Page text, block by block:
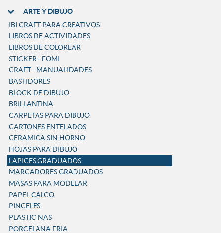
ARTE Y DIBUJO
IBI CRAFT PARA CREATIVOS
LIBROS DE ACTIVIDADES
LIBROS DE COLOREAR
STICKER - FOMI
CRAFT - MANUALIDADES
BASTIDORES
BLOCK DE DIBUJO
BRILLANTINA
CARPETAS PARA DIBUJO
CARTONES ENTELADOS
CERAMICA SIN HORNO
HOJAS PARA DIBUJO
LAPICES GRADUADOS
MARCADORES GRADUADOS
MASAS PARA MODELAR
PAPEL CALCO
PINCELES
PLASTICINAS
PORCELANA FRIA